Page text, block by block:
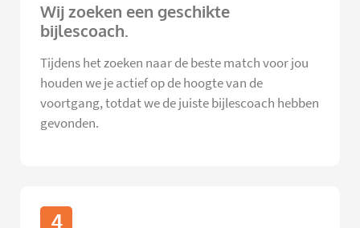
Wij zoeken een geschikte
bijlescoach.
Tijdens het zoeken naar de beste match voor jou
houden we je actief op de hoogte van de
voortgang, totdat we de juiste bijlescoach hebben
gevonden.
4